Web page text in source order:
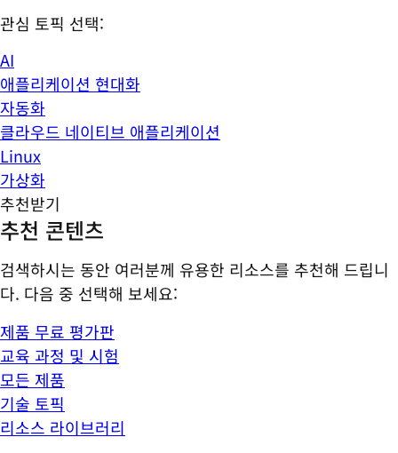
관심 토픽 선택:
AI
애플리케이션 현대화
자동화
클라우드 네이티브 애플리케이션
Linux
가상화
추천받기
추천 콘텐츠
검색하시는 동안 여러분께 유용한 리소스를 추천해 드립니
다. 다음 중 선택해 보세요:
제품 무료 평가판
교육 과정 및 시험
모든 제품
기술 토픽
리소스 라이브러리